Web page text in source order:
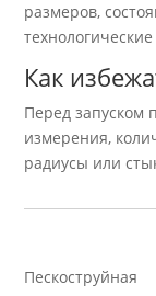
размеров,
Как
Перед запуском
измерения,
радиусы или